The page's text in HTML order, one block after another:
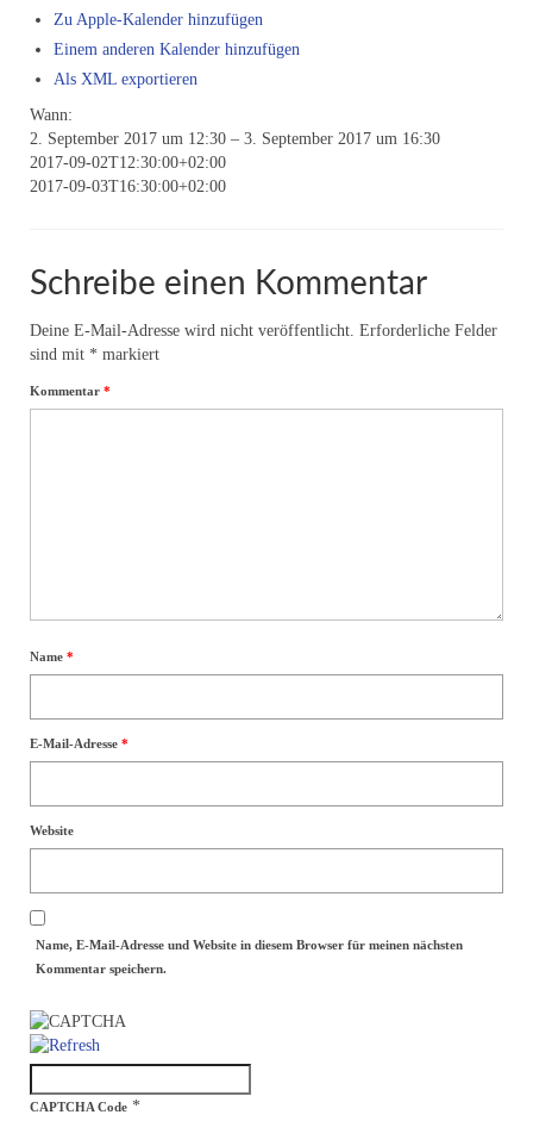
Videos – Aktuelles
Online-Seminare-Astrologie
Einzelsitzungen
Meditationen
Informationen
Seminartermine
Allgemein
Meinungen
Kontakt
Zu Apple-Kalender hinzufügen
Einem anderen Kalender hinzufügen
Als XML exportieren
Wann:
2. September 2017 um 12:30 – 3. September 2017 um 16:30
2017-09-02T12:30:00+02:00
2017-09-03T16:30:00+02:00
Schreibe einen Kommentar
Deine E-Mail-Adresse wird nicht veröffentlicht. Erforderliche Felder
sind mit * markiert
Kommentar *
Name *
E-Mail-Adresse *
Website
Name, E-Mail-Adresse und Website in diesem Browser für meinen nächsten
Kommentar speichern.
CAPTCHA Code *